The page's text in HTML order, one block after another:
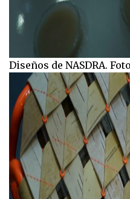
Diseños de NASDRA.